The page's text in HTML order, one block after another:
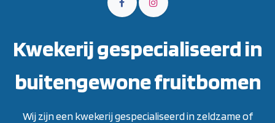
Kwekerij gespecialiseerd in
buitengewone fruitbomen
Wij zijn een kwekerij gespecialiseerd in zeldzame of